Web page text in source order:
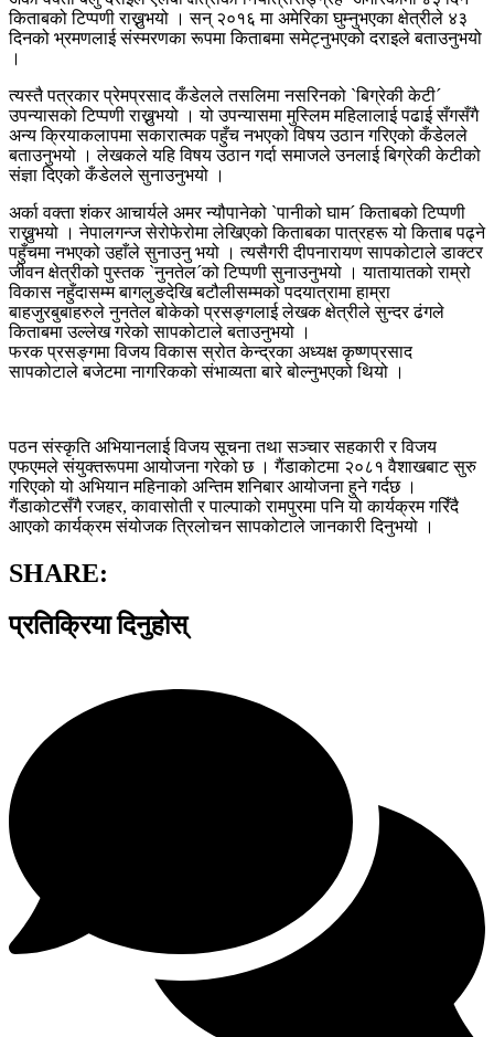
किताबको टिप्पणी राख्नुभयो । सन् २०१६ मा अमेरिका घुम्नुभएका क्षेत्रीले ४३
दिनको भ्रमणलाई संस्मरणका रूपमा किताबमा समेट्नुभएको दराइले बताउनुभयो
।
त्यस्तै पत्रकार प्रेमप्रसाद कँडेलले तसलिमा नसरिनको `बिग्रेकी केटी´
उपन्यासको टिप्पणी राख्नुभयो । यो उपन्यासमा मुस्लिम महिलालाई पढाई सँगसँगै
अन्य क्रियाकलापमा सकारात्मक पहुँच नभएको विषय उठान गरिएको कँडेलले
बताउनुभयो । लेखकले यहि विषय उठान गर्दा समाजले उनलाई बिग्रेकी केटीको
संज्ञा दिएको कँडेलले सुनाउनुभयो ।
अर्का वक्ता शंकर आचार्यले अमर न्यौपानेको `पानीको घाम´ किताबको टिप्पणी
राख्नुभयो । नेपालगन्ज सेरोफेरोमा लेखिएको किताबका पात्रहरू यो किताब पढ्ने
पहुँचमा नभएको उहाँले सुनाउनु भयो । त्यसैगरी दीपनारायण सापकोटाले डाक्टर
जीवन क्षेत्रीको पुस्तक `नुनतेल´को टिप्पणी सुनाउनुभयो । यातायातको राम्रो
विकास नहुँदासम्म बागलुङदेखि बटौलीसम्मको पदयात्रामा हाम्रा
बाहजुरबुबाहरुले नुनतेल बोकेको प्रसङ्गलाई लेखक क्षेत्रीले सुन्दर ढंगले
किताबमा उल्लेख गरेको सापकोटाले बताउनुभयो ।
फरक प्रसङ्गमा विजय विकास स्रोत केन्द्रका अध्यक्ष कृष्णप्रसाद
सापकोटाले बजेटमा नागरिकको संभाव्यता बारे बोल्नुभएको थियो ।
पठन संस्कृति अभियानलाई विजय सूचना तथा सञ्चार सहकारी र विजय
एफएमले संयुक्तरूपमा आयोजना गरेको छ । गैंडाकोटमा २०८१ वैशाखबाट सुरु
गरिएको यो अभियान महिनाको अन्तिम शनिबार आयोजना हुने गर्दछ ।
गैंडाकोटसँगै रजहर, कावासोती र पाल्पाको रामपुरमा पनि यो कार्यक्रम गरिँदै
आएको कार्यक्रम संयोजक त्रिलोचन सापकोटाले जानकारी दिनुभयो ।
SHARE:
प्रतिक्रिया दिनुहोस्